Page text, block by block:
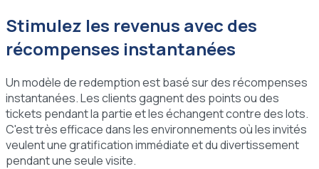
Stimulez les revenus avec des
récompenses instantanées
Un modèle de redemption est basé sur des récompenses
instantanées. Les clients gagnent des points ou des
tickets pendant la partie et les échangent contre des lots.
C'est très efficace dans les environnements où les invités
veulent une gratification immédiate et du divertissement
pendant une seule visite.